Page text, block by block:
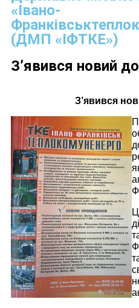
«Івано-
(ДМП «ІФТКЕ»)
З’явився новий
З’явився